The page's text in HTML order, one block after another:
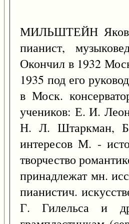
МИЛЬШТЕЙН Яков
пианист,
Окончил в 1932
1935 под его
в Моск.
учеников: Е. И.
Н. Л. Штаркман,
интересов М. -
творчество
принадлежат мн.
пианистич.
Г. Гилельса и